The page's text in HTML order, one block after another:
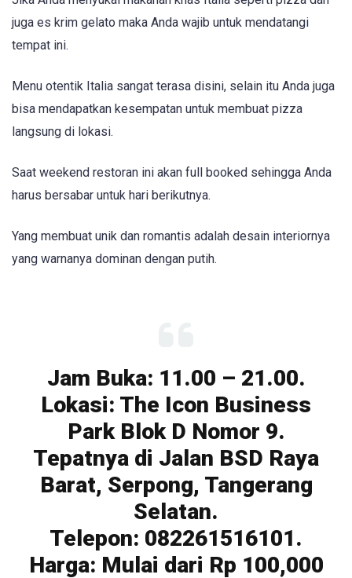
juga es krim gelato maka Anda wajib untuk mendatangi
tempat ini.
Menu otentik Italia sangat terasa disini, selain itu Anda juga
bisa mendapatkan kesempatan untuk membuat pizza
langsung di lokasi.
Saat weekend restoran ini akan full booked sehingga Anda
harus bersabar untuk hari berikutnya.
Yang membuat unik dan romantis adalah desain interiornya
yang warnanya dominan dengan putih.
Jam Buka: 11.00 – 21.00.
Lokasi: The Icon Business
Park Blok D Nomor 9.
Tepatnya di Jalan BSD Raya
Barat, Serpong, Tangerang
Selatan.
Telepon: 082261516101.
Harga: Mulai dari Rp 100,000